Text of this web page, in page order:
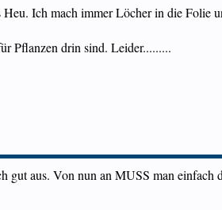
Ich mach immer Löcher in die Folie
Pflanzen drin sind. Leider.........
aus. Von nun an MUSS man